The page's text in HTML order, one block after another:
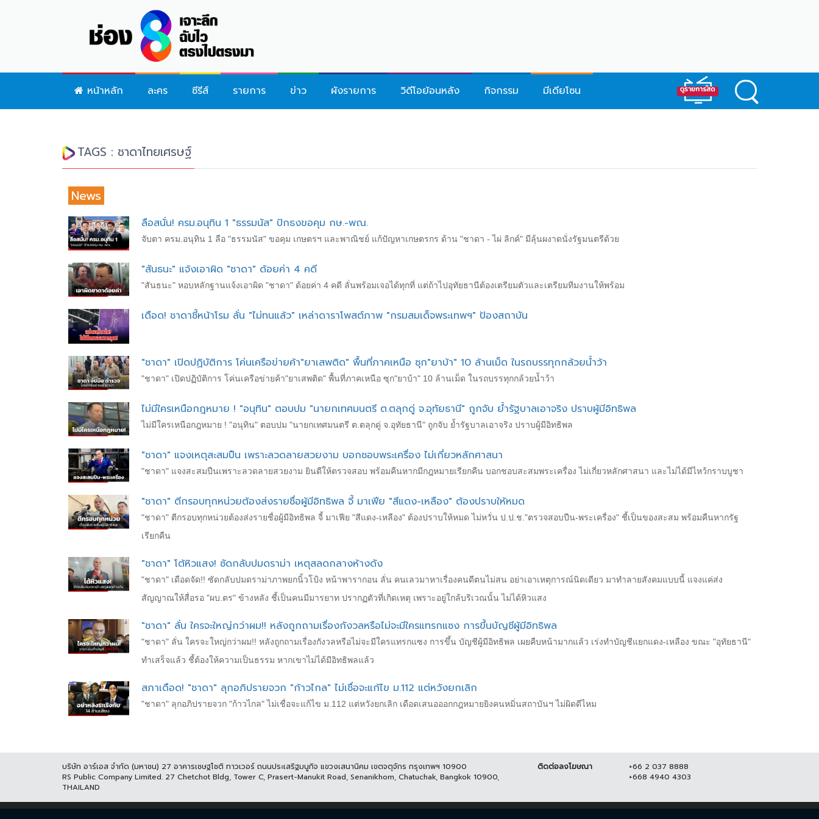
หน้าหลัก ละคร ซีรีส์ รายการ ข่าว ผังรายการ วิดีโอย้อนหลัง กิจกรรม มีเดียโซน
TAGS : ชาดาไทยเศรษฐ์
News
ลือสนั่น! ครม.อนุทิน 1 "ธรรมนัส" ปักธงขอคุม กษ.-พณ.
จับตา ครม.อนุทิน 1 ลือ "ธรรมนัส" ขอคุม เกษตรฯ และพาณิชย์ แก้ปัญหาเกษตรกร ด้าน "ชาดา - ไผ่ ลิกค์" มีลุ้นผงาดนั่งรัฐมนตรีด้วย
"สันธนะ" แจ้งเอาผิด "ชาดา" ด้อยค่า 4 คดี
"สันธนะ" หอบหลักฐานแจ้งเอาผิด "ชาดา" ด้อยค่า 4 คดี ลั่นพร้อมเจอได้ทุกที่ แต่ถ้าไปอุทัยธานีต้องเตรียมตัวและเตรียมทีมงานให้พร้อม
เดือด! ชาดาชี้หน้าโรม ลั่น "ไม่ทนแล้ว" เหล่าดาราโพสต์ภาพ "กรมสมเด็จพระเทพฯ" ป้องสถาบัน
"ชาดา" เปิดปฏิบัติการ โค่นเครือข่ายค้า"ยาเสพติด" พื้นที่ภาคเหนือ ซุก"ยาบ้า" 10 ล้านเม็ด ในรถบรรทุกกล้วยน้ำว้า
"ชาดา" เปิดปฏิบัติการ โค่นเครือข่ายค้า"ยาเสพติด" พื้นที่ภาคเหนือ ซุก"ยาบ้า" 10 ล้านเม็ด ในรถบรรทุกกล้วยน้ำว้า
ไม่มีใครเหนือกฎหมาย ! "อนุทิน" ตอบปม "นายกเทศมนตรี ต.ตลุกดู่ จ.อุทัยธานี" ถูกจับ ย้ำรัฐบาลเอาจริง ปราบผู้มีอิทธิพล
ไม่มีใครเหนือกฎหมาย ! "อนุทิน" ตอบปม "นายกเทศมนตรี ต.ตลุกดู่ จ.อุทัยธานี" ถูกจับ ย้ำรัฐบาลเอาจริง ปราบผู้มีอิทธิพล
"ชาดา" แจงเหตุสะสมปืน เพราะลวดลายสวยงาม บอกชอบพระเครื่อง ไม่เกี่ยวหลักศาสนา
"ชาดา" แจงสะสมปืนเพราะลวดลายสวยงาม ยินดีให้ตรวจสอบ พร้อมคืนหากมีกฎหมายเรียกคืน บอกชอบสะสมพระเครื่อง ไม่เกี่ยวหลักศาสนา และไม่ได้มีไหว้กราบบูชา
"ชาดา" ตีกรอบทุกหน่วยต้องส่งรายชื่อผู้มีอิทธิพล จี้ มาเฟีย "สีแดง-เหลือง" ต้องปราบให้หมด
"ชาดา" ตีกรอบทุกหน่วยต้องส่งรายชื่อผู้มีอิทธิพล จี้ มาเฟีย "สีแดง-เหลือง" ต้องปราบให้หมด ไม่หวั่น ป.ป.ช."ตรวจสอบปืน-พระเครื่อง" ชี้เป็นของสะสม พร้อมคืนหากรัฐ
เรียกคืน
"ชาดา" โต้หิวแสง! ซัดกลับปมดราม่า เหตุสลดกลางห้างดัง
"ชาดา" เดือดจัด!! ซัดกลับปมดราม่าภาพยกนิ้วโป้ง หน้าพารากอน ลั่น คนเลวมาหาเรื่องคนดีตนไม่สน อย่าเอาเหตุการณ์นิดเดียว มาทำลายสังคมแบบนี้ แจงแค่ส่ง
สัญญาณให้สื่อรอ "ผบ.ตร" ข้างหลัง ชี้เป็นคนมีมารยาท ปรากฏตัวที่เกิดเหตุ เพราะอยู่ใกล้บริเวณนั้น ไม่ได้หิวแสง
"ชาดา" ลั่น ใครจะใหญ่กว่าผม!! หลังถูกถามเรื่องกังวลหรือไม่จะมีใครแทรกแซง การขึ้นบัญชีผู้มีอิทธิพล
"ชาดา" ลั่น ใครจะใหญ่กว่าผม!! หลังถูกถามเรื่องกังวลหรือไม่จะมีใครแทรกแซง การขึ้น บัญชีผู้มีอิทธิพล เผยคืบหน้ามากแล้ว เร่งทำบัญชีแยกแดง-เหลือง ขณะ "อุทัยธานี"
ทำเสร็จแล้ว ชี้ต้องให้ความเป็นธรรม หากเขาไม่ได้มีอิทธิพลแล้ว
สภาเดือด! "ชาดา" ลุกอภิปรายจวก "ก้าวไกล" ไม่เชื่อจะแก้ไข ม.112 แต่หวังยกเลิก
"ชาดา" ลุกอภิปรายจวก "ก้าวไกล" ไม่เชื่อจะแก้ไข ม.112 แต่หวังยกเลิก เดือดเสนอออกกฎหมายยิงคนหมิ่นสถาบันฯ ไม่ผิดดีไหม
บริษัท อาร์เอส จำกัด (มหาชน) 27 อาคารเชษฐโชติ ทาวเวอร์ ถนนประเสริฐมนูกิจ แขวงเสนานิคม เขตจตุจักร กรุงเทพฯ 10900
RS Public Company Limited. 27 Chetchot Bldg, Tower C, Prasert-Manukit Road, Senanikhom, Chatuchak, Bangkok 10900,
THAILAND
ติดต่อลงโฆษณา
+66 2 037 8888
+668 4940 4303